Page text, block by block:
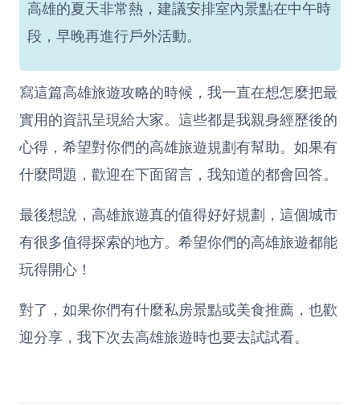
高雄的夏天非常熱，建議安排室內景點在中午時
段，早晚再進行戶外活動。
寫這篇高雄旅遊攻略的時候，我一直在想怎麼把最
實用的資訊呈現給大家。這些都是我親身經歷後的
心得，希望對你們的高雄旅遊規劃有幫助。如果有
什麼問題，歡迎在下面留言，我知道的都會回答。
最後想說，高雄旅遊真的值得好好規劃，這個城市
有很多值得探索的地方。希望你們的高雄旅遊都能
玩得開心！
對了，如果你們有什麼私房景點或美食推薦，也歡
迎分享，我下次去高雄旅遊時也要去試試看。